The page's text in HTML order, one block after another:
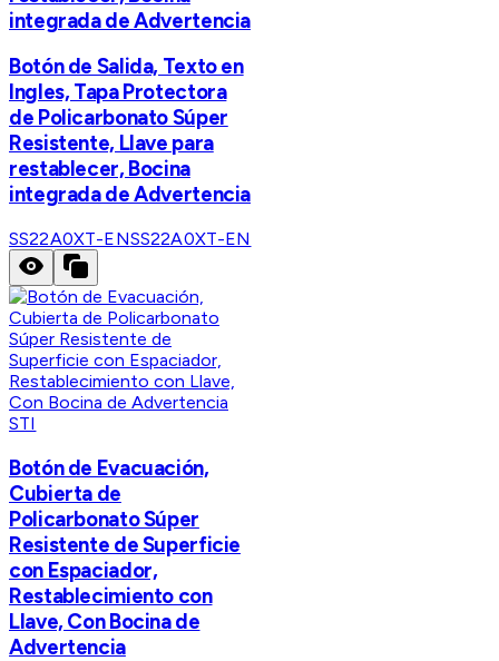
integrada de Advertencia
Botón de Salida, Texto en
Ingles, Tapa Protectora
de Policarbonato Súper
Resistente, Llave para
restablecer, Bocina
integrada de Advertencia
SS22A0XT-ENSS22A0XT-EN
STI
Botón de Evacuación,
Cubierta de
Policarbonato Súper
Resistente de Superficie
con Espaciador,
Restablecimiento con
Llave, Con Bocina de
Advertencia